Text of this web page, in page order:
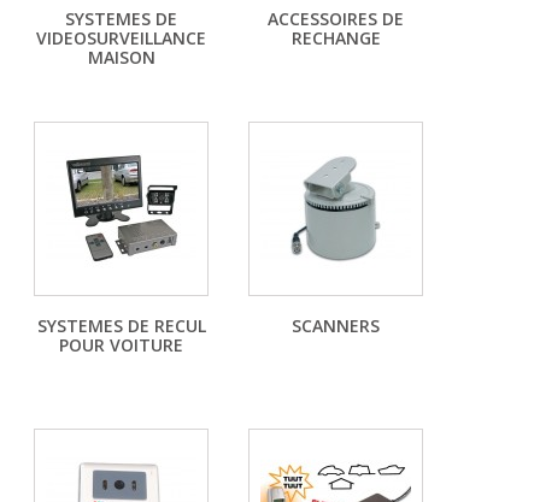
SYSTEMES DE
VIDEOSURVEILLANCE
MAISON
ACCESSOIRES DE
RECHANGE
SYSTEMES DE RECUL
POUR VOITURE
SCANNERS